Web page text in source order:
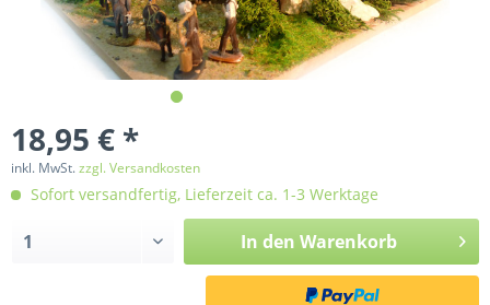
18,95 € *
inkl. MwSt.zzgl. Versandkosten
Sofort versandfertig, Lieferzeit ca. 1-3 Werktage
In den Warenkorb